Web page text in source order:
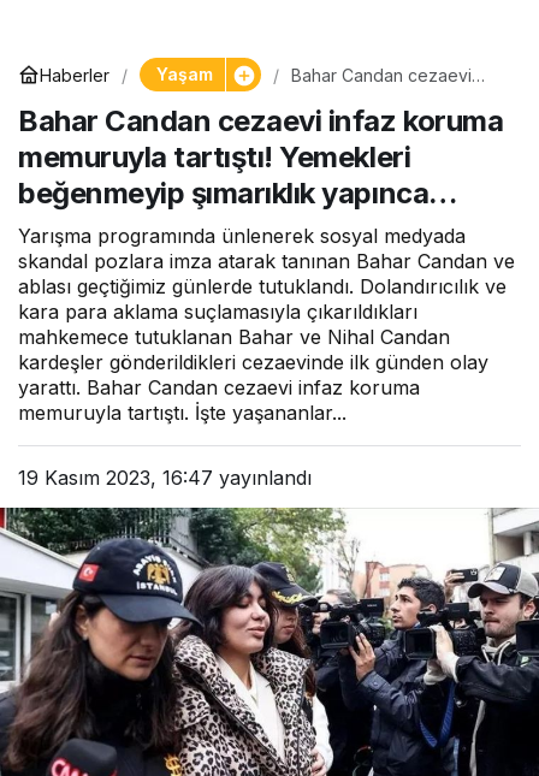
Haberler Yaşam
Bahar Candan cezaevi
tartıştı! Yemekleri
beğenmeyip şımarıklık
yapınca…
Bahar Candan cezaevi infaz koruma
memuruyla tartıştı! Yemekleri
beğenmeyip şımarıklık yapınca…
Yarışma programında ünlenerek sosyal medyada
skandal pozlara imza atarak tanınan Bahar Candan ve
ablası geçtiğimiz günlerde tutuklandı. Dolandırıcılık ve
kara para aklama suçlamasıyla çıkarıldıkları
mahkemece tutuklanan Bahar ve Nihal Candan
kardeşler gönderildikleri cezaevinde ilk günden olay
yarattı. Bahar Candan cezaevi infaz koruma
memuruyla tartıştı. İşte yaşananlar...
19 Kasım 2023, 16:47 yayınlandı